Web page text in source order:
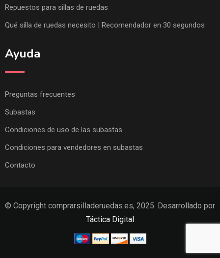
Repuestos para sillas de ruedas
Qué silla de ruedas necesito | Recomendador en 30 segundos
Ayuda
Preguntas frecuentes
Subastas
Condiciones de uso de las subastas
Condiciones para vendedores en subastas
Contacto
© Copyright comprarsilladeruedas.es, 2025. Desarrollado por
Táctica Digital